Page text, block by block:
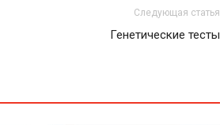
Следующая статья
Генетические тесты